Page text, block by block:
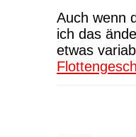
Auch wenn
ich das
etwas